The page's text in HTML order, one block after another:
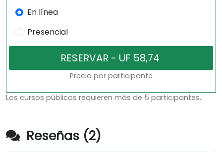
En línea
Presencial
Precio por participante
Los cursos públicos requieren más de 5 participantes.
Reseñas (2)